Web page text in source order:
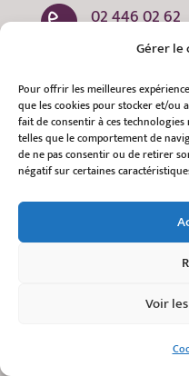
Gérer
Pour offrir les meilleures
que les cookies pour stocker et/ou
fait de consentir à ces
telles que le comportement de
de ne pas consentir ou de retirer
négatif sur certaines
Voir
02 446 02 62
Rue du

